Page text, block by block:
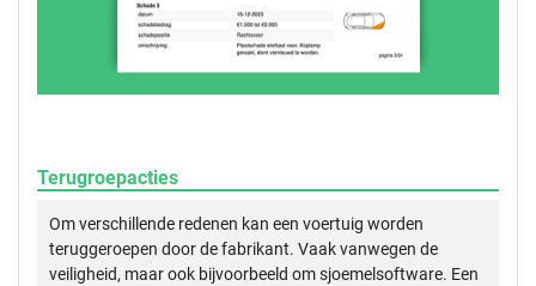
Terugroepacties
Om verschillende redenen kan een voertuig worden
teruggeroepen door de fabrikant. Vaak vanwegen de
veiligheid, maar ook bijvoorbeeld om sjoemelsoftware. Een